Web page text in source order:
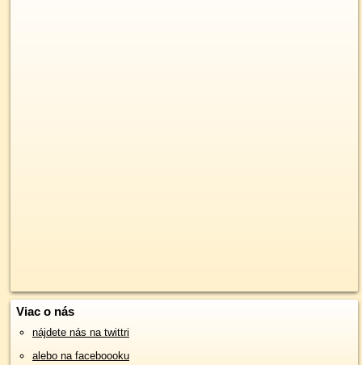
Viac o nás
nájdete nás na twittri
alebo na faceboooku